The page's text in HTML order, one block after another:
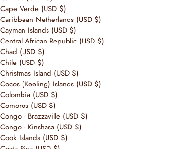
Cape Verde (USD $)
Caribbean Netherlands (USD $)
Cayman Islands (USD $)
Central African Republic (USD $)
Chad (USD $)
Chile (USD $)
Christmas Island (USD $)
Cocos (Keeling) Islands (USD $)
Colombia (USD $)
Comoros (USD $)
Congo - Brazzaville (USD $)
Congo - Kinshasa (USD $)
Cook Islands (USD $)